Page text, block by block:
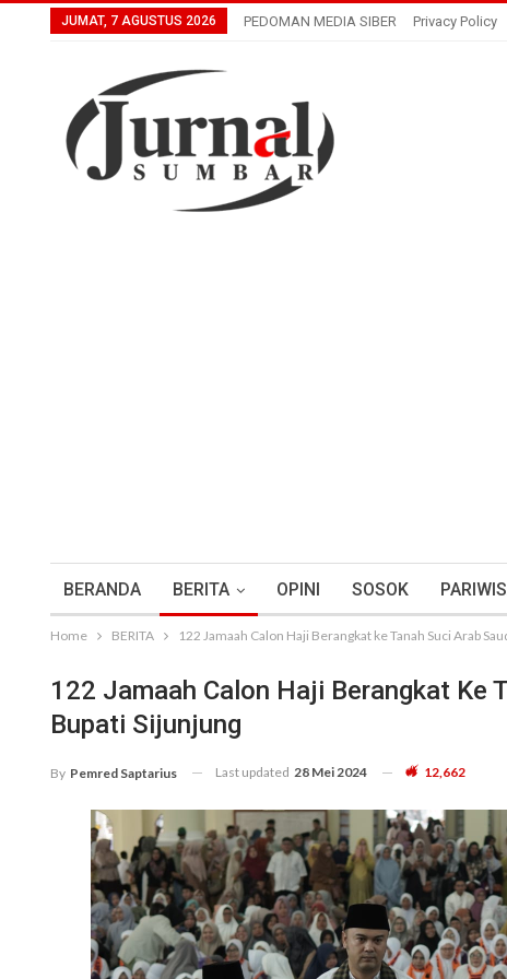
JUMAT, 7 AGUSTUS 2026 PEDOMAN MEDIA SIBER Privacy Policy
BERANDA BERITA OPINI SOSOK
Home BERITA 122 Jamaah Calon Haji Berangkat ke Tanah Suci Arab
122 Jamaah Calon Haji Berangkat Ke
Bupati Sijunjung
By Pemred Saptarius Last updated 28 Mei 2024 12,662